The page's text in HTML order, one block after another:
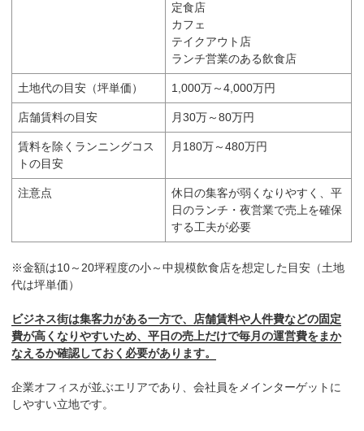
定食店
カフェ
テイクアウト店
ランチ営業のある飲食店
土地代の目安（坪単価） 1,000万～4,000万円
店舗賃料の目安 月30万～80万円
賃料を除くランニングコス
トの目安
月180万～480万円
注意点
休日の集客が弱くなりやすく、平
日のランチ・夜営業で売上を確保
する工夫が必要
※金額は10～20坪程度の小～中規模飲食店を想定した目安（土地
代は坪単価）
ビジネス街は集客力がある一方で、店舗賃料や人件費などの固定
費が高くなりやすいため、平日の売上だけで毎月の運営費をまか
なえるか確認しておく必要があります。
企業オフィスが並ぶエリアであり、会社員をメインターゲットに
しやすい立地です。